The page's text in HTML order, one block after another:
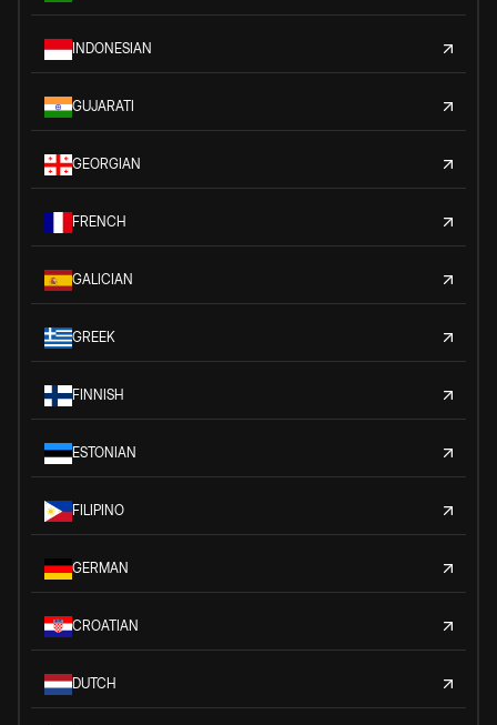
INDONESIAN
GUJARATI
GEORGIAN
FRENCH
GALICIAN
GREEK
FINNISH
ESTONIAN
FILIPINO
GERMAN
CROATIAN
DUTCH